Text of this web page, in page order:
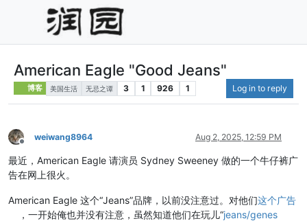
American Eagle "Good Jeans"
博客 美国生活 无忌之谭 3 1 926 1 Log in to reply
Offline
weiwang8964 Aug 2, 2025, 12:59 PM
最近，American Eagle 请演员 Sydney Sweeney 做的一个牛仔裤广
告在网上很火。
American Eagle 这个“Jeans”品牌，以前没注意过。对他们这个广告
，一开始俺也并没有注意，虽然知道他们在玩儿“jeans/genes